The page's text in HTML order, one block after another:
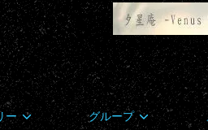
ー グループ